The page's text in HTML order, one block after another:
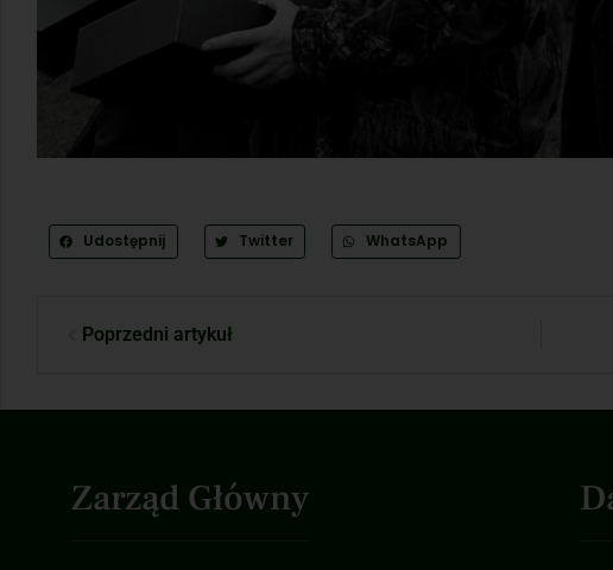
Udostępnij Twitter WhatsApp
Poprzedni artykuł
Zarząd Główny